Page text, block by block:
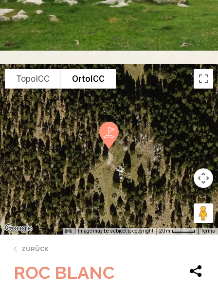
TopoICC OrtoICC
Image may be subject to copyright 20 m Terms
ZURÜCK
ROC BLANC